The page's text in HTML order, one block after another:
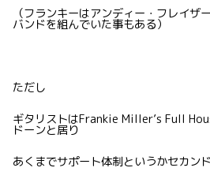
（フランキーはアンディー・フレイザ
バンドを組んでいた事もある）
ただし
ギタリストはFrankie Miller’s Full
ドーンと居り
あくまでサポート体制というかセカン